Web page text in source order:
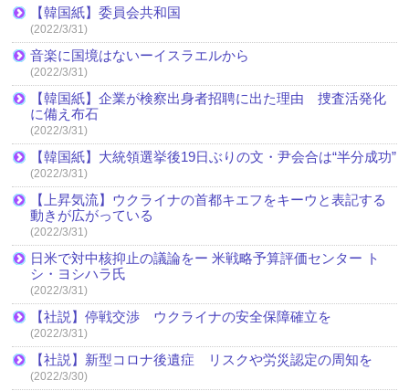
【韓国紙】委員会共和国
(2022/3/31)
音楽に国境はないーイスラエルから
(2022/3/31)
【韓国紙】企業が検察出身者招聘に出た理由 捜査活発化
に備え布石
(2022/3/31)
【韓国紙】大統領選挙後19日ぶりの文・尹会合は“半分成功”
(2022/3/31)
【上昇気流】ウクライナの首都キエフをキーウと表記する
動きが広がっている
(2022/3/31)
日米で対中核抑止の議論をー 米戦略予算評価センター ト
シ・ヨシハラ氏
(2022/3/31)
【社説】停戦交渉 ウクライナの安全保障確立を
(2022/3/31)
【社説】新型コロナ後遺症 リスクや労災認定の周知を
(2022/3/30)